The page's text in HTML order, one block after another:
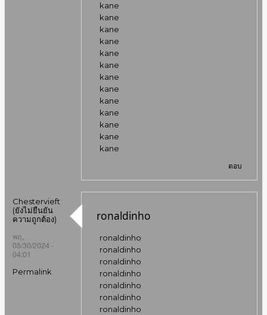
kane
kane
kane
kane
kane
kane
kane
kane
kane
kane
kane
kane
kane
ตอบ
Chestervieft
(ยังไม่ยืนยัน
ความถูกต้อง)
พฤ,
05/30/2024 -
04:01
Permalink
ronaldinho
ronaldinho
ronaldinho
ronaldinho
ronaldinho
ronaldinho
ronaldinho
ronaldinho